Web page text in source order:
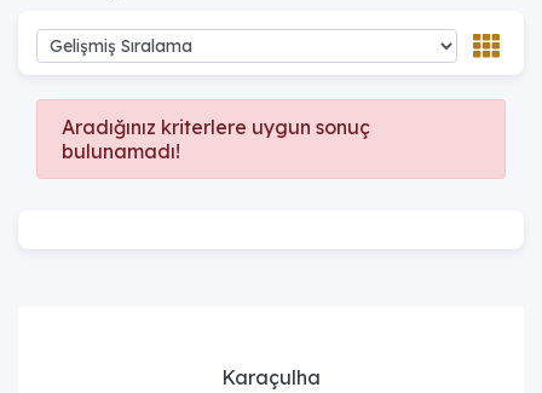
Aradığınız kriterlere uygun sonuç
bulunamadı!
Karaçulha